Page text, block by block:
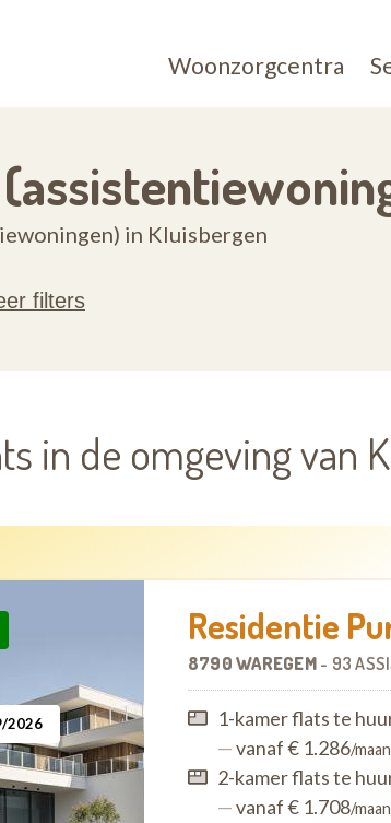
Woonzorgcentra
in Kluisbergen
filters
in de omgeving van
2026
Residentie
8790 WAREGEM - 93
1-kamer flats te
—vanaf € 1.286/
2-kamer flats te
—vanaf € 1.708/